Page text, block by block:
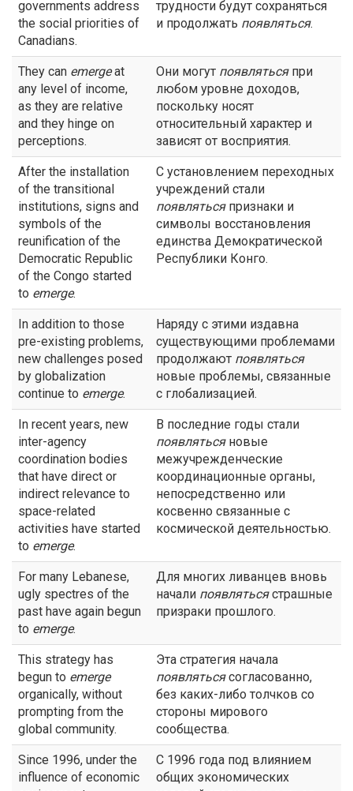
governments address
the social priorities of
Canadians.
трудности будут сохраняться
и продолжать появляться.
They can emergeat
any level of income,
as they are relative
and they hinge on
perceptions.
Они могут появлятьсяпри
любом уровне доходов,
поскольку носят
относительный характер и
зависят от восприятия.
After the installation
of the transitional
institutions, signs and
symbols of the
reunification of the
Democratic Republic
of the Congo started
to emerge.
С установлением переходных
учреждений стали
появлятьсяпризнаки и
символы восстановления
единства Демократической
Республики Конго.
In addition to those
pre-existing problems,
new challenges posed
by globalization
continue to emerge.
Наряду с этими издавна
существующими проблемами
продолжают появляться
новые проблемы, связанные
с глобализацией.
In recent years, new
inter-agency
coordination bodies
that have direct or
indirect relevance to
space-related
activities have started
to emerge.
В последние годы стали
появлятьсяновые
межучрежденческие
координационные органы,
непосредственно или
косвенно связанные с
космической деятельностью.
For many Lebanese,
ugly spectres of the
past have again begun
to emerge.
Для многих ливанцев вновь
начали появлятьсястрашные
призраки прошлого.
This strategy has
begun to emerge
organically, without
prompting from the
global community.
Эта стратегия начала
появлятьсясогласованно,
без каких-либо толчков со
стороны мирового
сообщества.
Since 1996, under the
influence of economic
С 1996 года под влиянием
общих экономических